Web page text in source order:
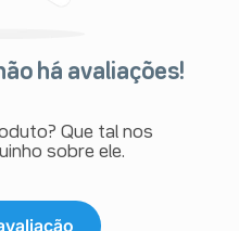
há avaliações!
Que tal nos
sobre ele.